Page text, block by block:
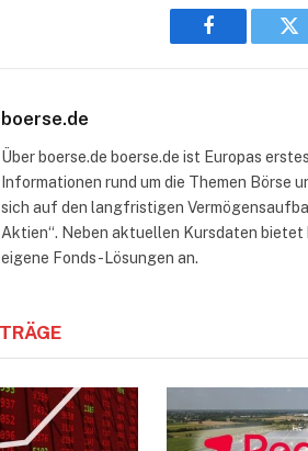
Facebook
boerse.de
Über boerse.de boerse.de ist Europas
Informationen rund um die Themen Börse
sich auf den langfristigen
Aktien“. Neben aktuellen Kursdaten bietet
eigene Fonds-Lösungen an.